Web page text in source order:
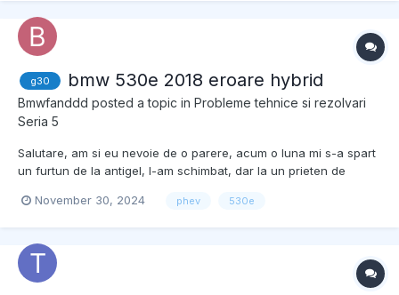
g30 bmw 530e 2018 eroare hybrid
Bmwfanddd posted a topic in Probleme tehnice si rezolvari
Seria 5
Salutare, am si eu nevoie de o parere, acum o luna mi s-a spart
un furtun de la antigel, l-am schimbat, dar la un prieten de
exapansiune, si a pus doar in unul, in acela care raceste
November 30, 2024 phev 530e